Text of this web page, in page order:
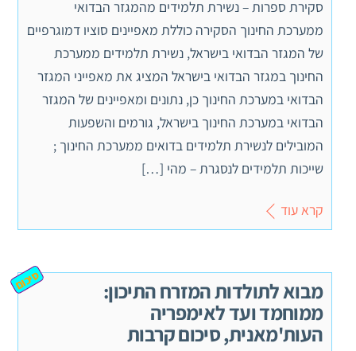
סקירת ספרות – נשירת תלמידים מהמגזר הבדואי
ממערכת החינוך הסקירה כוללת מאפיינים סוציו דמוגרפיים
של המגזר הבדואי בישראל, נשירת תלמידים ממערכת
החינוך במגזר הבדואי בישראל המציג את מאפייני המגזר
הבדואי במערכת החינוך כן, נתונים ומאפיינים של המגזר
הבדואי במערכת החינוך בישראל, גורמים והשפעות
המובילים לנשירת תלמידים בדואים ממערכת החינוך ;
שייכות תלמידים לנסגרת – מהי […]
קרא עוד
מבוא לתולדות המזרח התיכון:
ממוחמד ועד לאימפריה
העות'מאנית, סיכום קרבות
סיכום